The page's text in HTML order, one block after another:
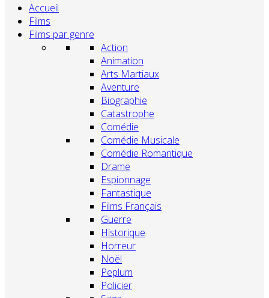
Accueil
Films
Films par genre
Action
Animation
Arts Martiaux
Aventure
Biographie
Catastrophe
Comédie
Comédie Musicale
Comédie Romantique
Drame
Espionnage
Fantastique
Films Français
Guerre
Historique
Horreur
Noël
Peplum
Policier